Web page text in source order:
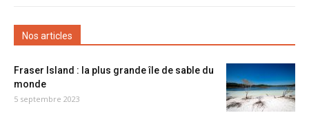
Nos articles
Fraser Island : la plus grande île de sable du
monde
5 septembre 2023